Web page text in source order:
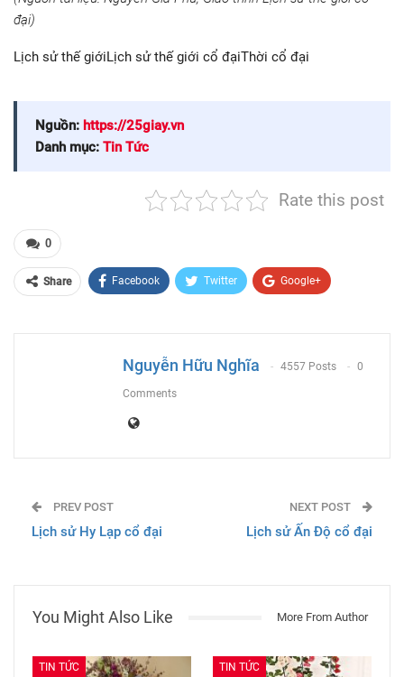
đại)
Lịch sử thế giớiLịch sử thế giới cổ đạiThời cổ đại
Nguồn: https://25giay.vn
Danh mục: Tin Tức
Rate this post
0
Share Facebook Twitter Google+
Nguyễn Hữu Nghĩa 4557 Posts 0
Comments
PREV POST
Lịch sử Hy Lạp cổ đại
NEXT POST
Lịch sử Ấn Độ cổ đại
You Might Also Like More From Author
TIN TỨC TIN TỨC